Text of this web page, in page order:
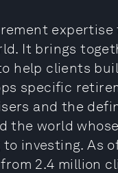
expertise
It brings
help clients
specific
and the
the world
investing. As
2.4 million